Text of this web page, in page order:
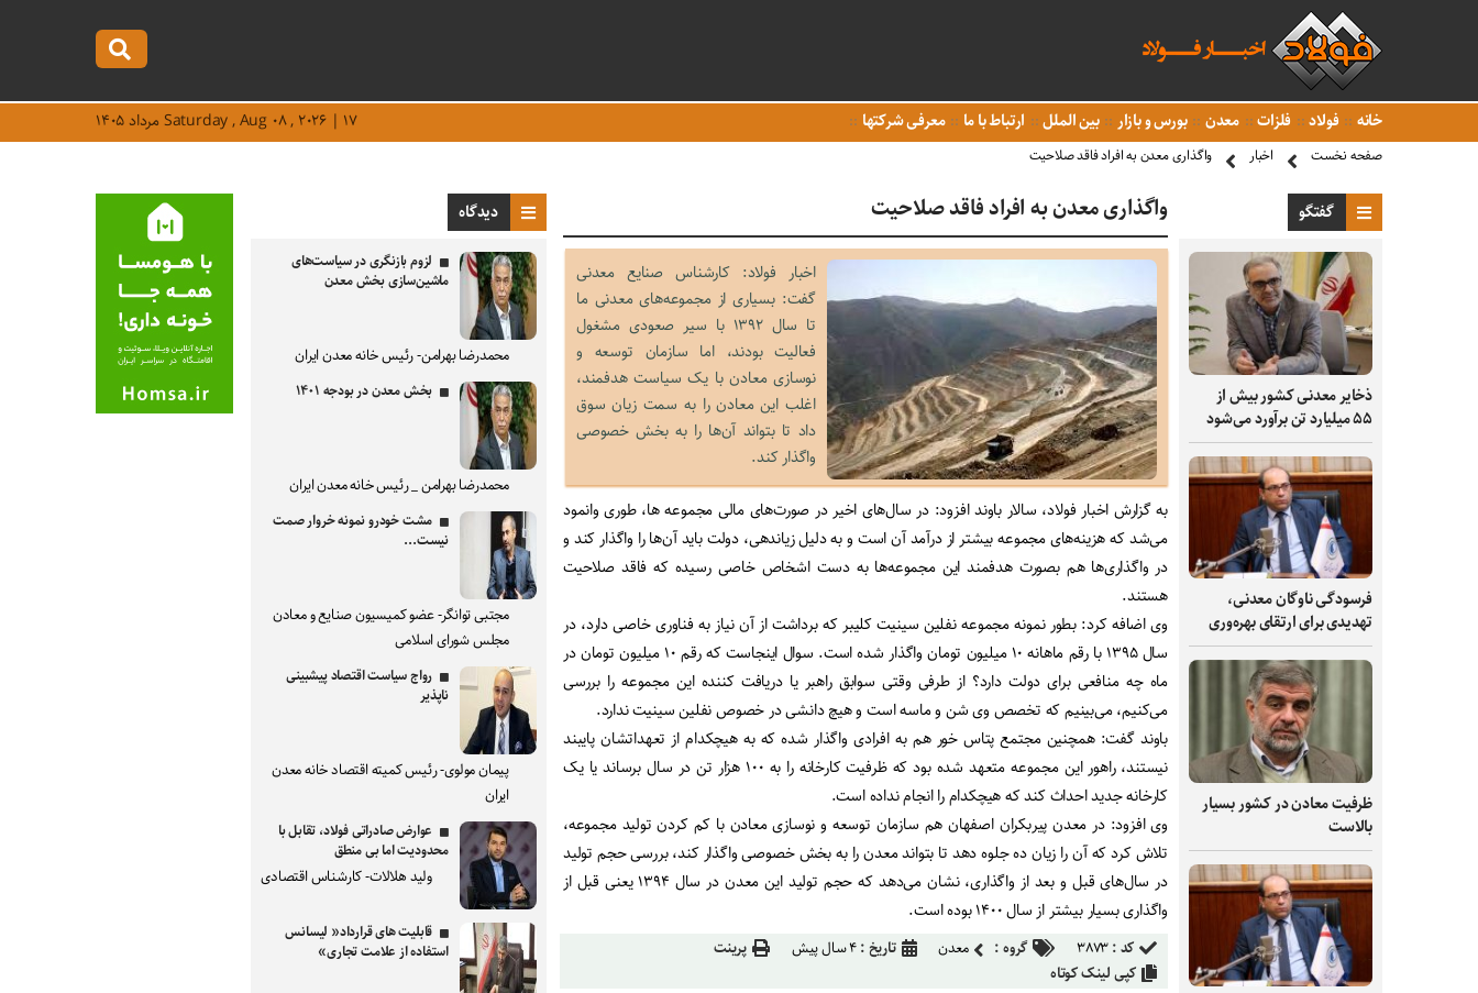
خانه فولاد فلزات معدن بورس و بازار بین الملل ارتباط با ما معرفی شرکتها Saturday , Aug ۰۸ , ۲۰۲۶ | ۱۷ مرداد ۱۴۰۵
صفحه نخست اخبار واگذاری معدن به افراد فاقد صلاحیت
گفتگو
ذخایر معدنی کشور بیش از
۵۵ میلیارد تن برآورد می‌شود
فرسودگی ناوگان معدنی،
تهدیدی برای ارتقای بهره‌وری
ظرفیت‌ معادن در کشور بسیار
بالاست
واگذاری معدن به افراد فاقد صلاحیت
اخبار فولاد: کارشناس صنایع معدنی
گفت: بسیاری از مجموعه‌های معدنی ما
تا سال ۱۳۹۲ با سیر صعودی مشغول
فعالیت بودند، اما سازمان توسعه و
نوسازی معادن با یک سیاست هدفمند،
اغلب این معادن را به سمت زیان سوق
داد تا بتواند آن‌ها را به بخش خصوصی
واگذار کند.
به گزارش اخبار فولاد، سالار باوند افزود: در سال‌های اخیر در صورت‌های مالی مجموعه ها، طوری وانمود
می‌شد که هزینه‌های مجموعه بیشتر از درآمد آن است و به دلیل زیاندهی، دولت باید آن‌ها را واگذار کند و
در واگذاری‌ها هم بصورت هدفمند این مجموعه‌ها به دست اشخاص خاصی رسیده که فاقد صلاحیت
هستند.
وی اضافه کرد: بطور نمونه مجموعه نفلین سینیت کلیبر که برداشت از آن نیاز به فناوری خاصی دارد، در
سال ۱۳۹۵ با رقم ماهانه ۱۰ میلیون تومان واگذار شده است. سوال اینجاست که رقم ۱۰ میلیون تومان در
ماه چه منافعی برای دولت دارد؟ از طرفی وقتی سوابق راهبر یا دریافت کننده این مجموعه را بررسی
می‌کنیم، می‌بینیم که تخصص وی شن و ماسه است و هیچ دانشی در خصوص نفلین سینیت ندارد.
باوند گفت: همچنین مجتمع پتاس خور هم به افرادی واگذار شده که به هیچکدام از تعهداتشان پایبند
نیستند، راهور این مجموعه متعهد شده بود که ظرفیت کارخانه را به ۱۰۰ هزار تن در سال برساند یا یک
کارخانه جدید احداث کند که هیچکدام را انجام نداده است.
وی افزود: در معدن پیربکران اصفهان هم سازمان توسعه و نوسازی معادن با کم کردن تولید مجموعه،
تلاش کرد که آن را زیان ده جلوه دهد تا بتواند معدن را به بخش خصوصی واگذار کند، بررسی حجم تولید
در سال‌های قبل و بعد از واگذاری، نشان می‌دهد که حجم تولید این معدن در سال ۱۳۹۴ یعنی قبل از
واگذاری بسیار بیشتر از سال ۱۴۰۰ بوده است
.
کد :۳۸۷۳ گروه : معدن تاریخ :۴ سال پیش
پرینت
کپی لینک کوتاه
دیدگاه
لزوم بازنگری در سیاست‌های
ماشین‌سازی بخش معدن
محمدرضا بهرامن- رئیس خانه معدن ایران
بخش معدن در بودجه ۱۴۰۱
محمدرضا بهرامن _ رئیس خانه معدن ایران
مشت خودرو نمونه خروار صمت
نیست...
مجتبی توانگر- عضو کمیسیون صنایع و معادن
مجلس شورای اسلامی
رواج سیاست اقتصاد پیشبینی
ناپذیر
پیمان مولوی- رئیس کمیته اقتصاد خانه معدن
ایران
عوارض صادراتی فولاد، تقابل با
محدودیت اما بی منطق
ولید هلالات- کارشناس اقتصادی
قابلیت های قرارداد« لیسانس
استفاده از علامت تجاری»